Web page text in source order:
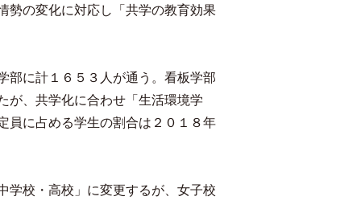
勢の変化に対応し「共学の教育効果
に計１６５３人が通う。看板学部
が、共学化に合わせ「生活環境学
員に占める学生の割合は２０１８年
校・高校」に変更するが、女子校